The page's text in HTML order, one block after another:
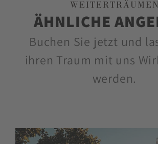
WEITERTRÄUMEN
ÄHNLICHE
Buchen Sie jetzt und
ihren Traum mit uns
werden.